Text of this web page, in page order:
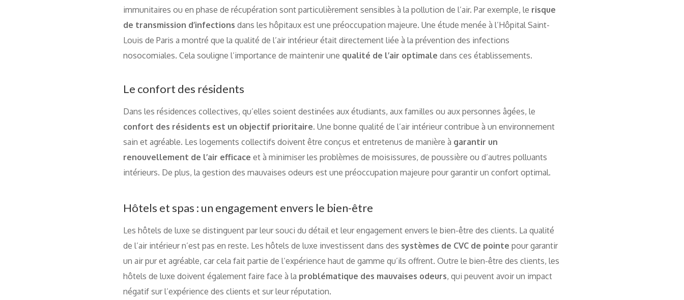
immunitaires ou en phase de récupération sont particulièrement sensibles à la pollution de l’air. Par exemple, le risque
de transmission d’infections dans les hôpitaux est une préoccupation majeure. Une étude menée à l’Hôpital Saint-
Louis de Paris a montré que la qualité de l’air intérieur était directement liée à la prévention des infections
nosocomiales. Cela souligne l’importance de maintenir une qualité de l’air optimale dans ces établissements.
Le confort des résidents
Dans les résidences collectives, qu’elles soient destinées aux étudiants, aux familles ou aux personnes âgées, le
confort des résidents est un objectif prioritaire. Une bonne qualité de l’air intérieur contribue à un environnement
sain et agréable. Les logements collectifs doivent être conçus et entretenus de manière à garantir un
renouvellement de l’air efficace et à minimiser les problèmes de moisissures, de poussière ou d’autres polluants
intérieurs. De plus, la gestion des mauvaises odeurs est une préoccupation majeure pour garantir un confort optimal.
Hôtels et spas : un engagement envers le bien-être
Les hôtels de luxe se distinguent par leur souci du détail et leur engagement envers le bien-être des clients. La qualité
de l’air intérieur n’est pas en reste. Les hôtels de luxe investissent dans des systèmes de CVC de pointe pour garantir
un air pur et agréable, car cela fait partie de l’expérience haut de gamme qu’ils offrent. Outre le bien-être des clients, les
hôtels de luxe doivent également faire face à la problématique des mauvaises odeurs, qui peuvent avoir un impact
négatif sur l’expérience des clients et sur leur réputation.